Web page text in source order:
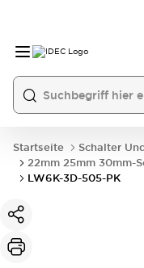
Startseite Schalter
22mm 25mm 30mm-
LW6K-3D-505-PK